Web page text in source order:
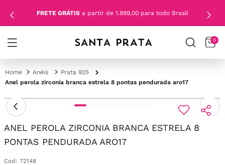
FRETE GRÁTIS a partir de 1.999,00 para todo Brasil
0
Anéis
Prata 925
Anel perola zirconia branca estrela 8 pontas pendurada aro17
ANEL PEROLA ZIRCONIA BRANCA ESTRELA 8
PONTAS PENDURADA ARO17
Cod : 72148